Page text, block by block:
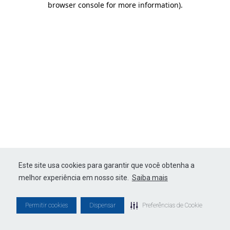
Este site usa cookies para garantir que você obtenha a
melhor experiência em nosso site. Saiba mais
Permitir cookies Dispensar Preferências de Cookie
browser console for more information).